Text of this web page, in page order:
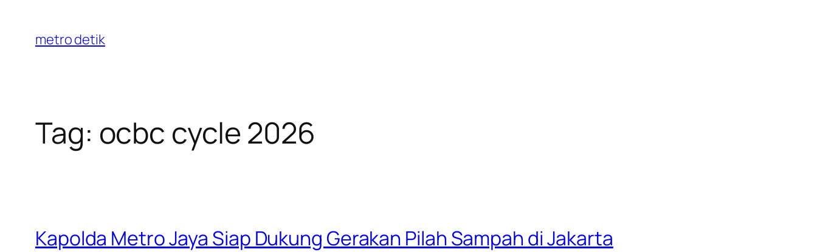
content
metro detik
Tag: ocbc cycle 2026
Kapolda Metro Jaya Siap Dukung Gerakan Pilah Sampah di Jakarta